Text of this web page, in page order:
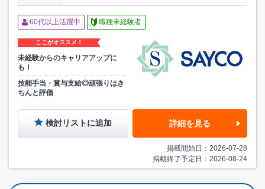
60代以上活躍中 職種未経験者
ここがオススメ！
未経験からのキャリアアップに
も！
技能手当・賞与支給◎頑張りはき
ちんと評価
検討リストに追加 詳細を見る
掲載開始日：2026-07-28
掲載終了予定日：2026-08-24